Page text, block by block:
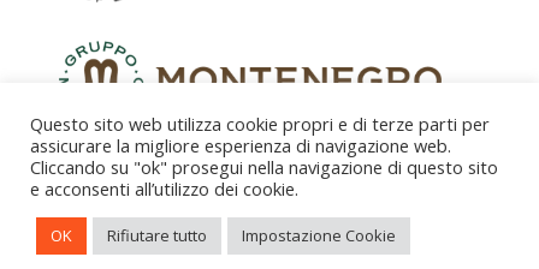
CREDITS – © FONDAZIONE COLOGNI DEI MESTIERI
D’ARTE ETS 2025
Questo sito web utilizza cookie propri e di terze parti per
assicurare la migliore esperienza di navigazione web.
Cliccando su "ok" prosegui nella navigazione di questo sito
e acconsenti all’utilizzo dei cookie.
OK Rifiutare tutto Impostazione Cookie